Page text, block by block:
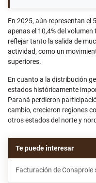
En 2025, aún representan el
apenas el 10,4% del
reflejar tanto la salida de
actividad, como un
superiores.
En cuanto a la distribución
estados históricamente
Paraná perdieron
cambio, crecieron regiones
otros estados del norte y
Facturación de Conaprole